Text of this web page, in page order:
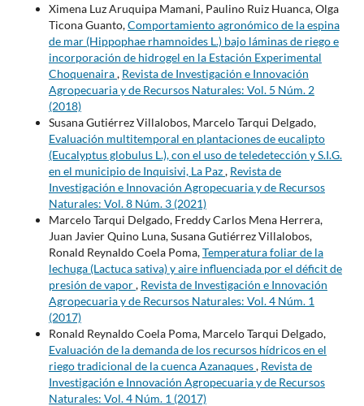
Ximena Luz Aruquipa Mamani, Paulino Ruiz Huanca, Olga
Ticona Guanto,Comportamiento agronómico de la espina
de mar (Hippophae rhamnoides L.) bajo láminas de riego e
incorporación de hidrogel en la Estación Experimental
Choquenaira, Revista de Investigación e Innovación
Agropecuaria y de Recursos Naturales: Vol. 5 Núm. 2
(2018)
Susana Gutiérrez Villalobos, Marcelo Tarqui Delgado,
Evaluación multitemporal en plantaciones de eucalipto
(Eucalyptus globulus L.), con el uso de teledetección y S.I.G.
en el municipio de Inquisivi, La Paz, Revista de
Investigación e Innovación Agropecuaria y de Recursos
Naturales: Vol. 8 Núm. 3 (2021)
Marcelo Tarqui Delgado, Freddy Carlos Mena Herrera,
Juan Javier Quino Luna, Susana Gutiérrez Villalobos,
Ronald Reynaldo Coela Poma,Temperatura foliar de la
lechuga (Lactuca sativa) y aire influenciada por el déficit de
presión de vapor, Revista de Investigación e Innovación
Agropecuaria y de Recursos Naturales: Vol. 4 Núm. 1
(2017)
Ronald Reynaldo Coela Poma, Marcelo Tarqui Delgado,
Evaluación de la demanda de los recursos hídricos en el
riego tradicional de la cuenca Azanaques, Revista de
Investigación e Innovación Agropecuaria y de Recursos
Naturales: Vol. 4 Núm. 1 (2017)